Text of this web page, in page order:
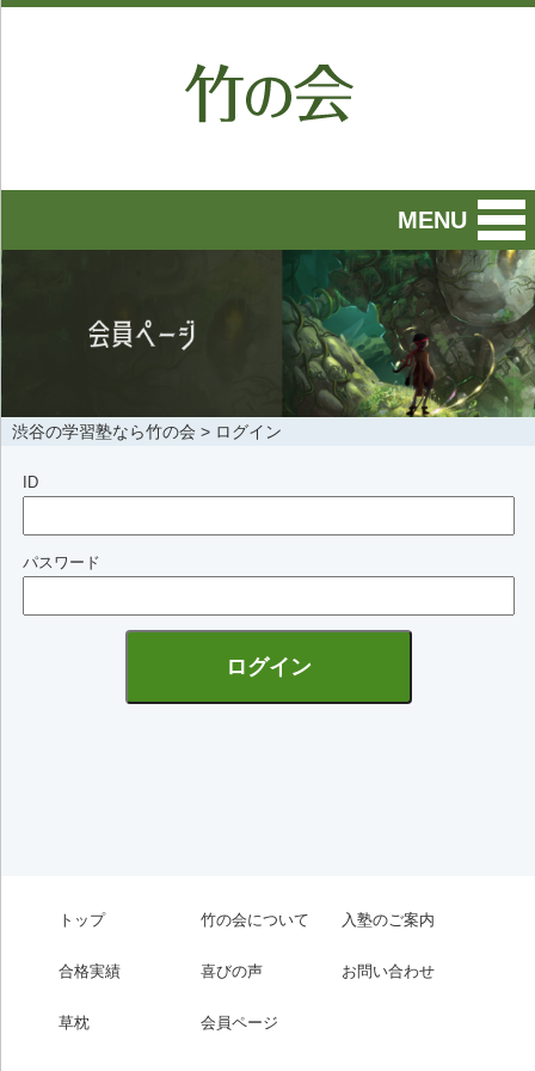
MENU
渋谷の学習塾なら竹の会 > ログイン
ID
パスワード
トップ 竹の会について 入塾のご案内
合格実績 喜びの声 お問い合わせ
草枕 会員ページ